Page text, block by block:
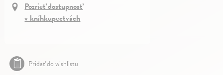
Pozrieť dostupnosť
v kníhkupectvách
Pridať do wishlistu